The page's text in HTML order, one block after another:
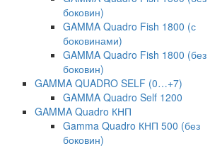
боковин)
GAMMA Quadro Fish 1800 (с
боковинами)
GAMMA Quadro Fish 1800 (без
боковин)
GAMMA QUADRO SELF (0…+7)
GAMMA Quadro Self 1200
GAMMA Quadro КНП
Gamma Quadro КНП 500 (без
боковин)